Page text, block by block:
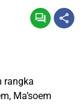
rangka
Ma’soem